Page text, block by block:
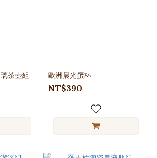
茶壺組 歐洲晨光蛋杯
NT$390